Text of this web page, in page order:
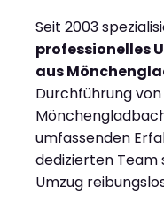
Seit 2003
professionelles
aus
Durchführung
umfassenden
dedizierten Team
Umzug